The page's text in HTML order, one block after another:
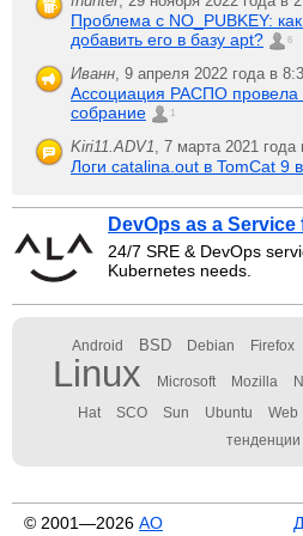
Проблема с NO_PUBKEY:
добавить его в базу apt?
6
Иванн, 9 апреля 2022 года в
Ассоциация РАСПО провела
собрание
1
Kiri11.ADV1, 7 марта 2021
Логи catalina.out в TomCat 9
DevOps as a
24/7 SRE & DevOps
Kubernetes needs.
Android BSD Debian Firefox
Linux Microsoft Mozilla
Hat SCO Sun Ubuntu Web
тенденции
© 2001—2026 АО